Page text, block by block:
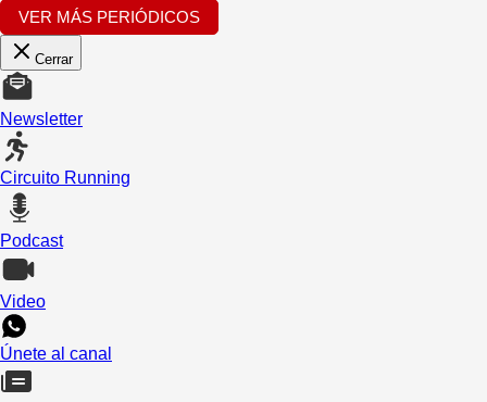
VER MÁS PERIÓDICOS
Cerrar
Newsletter
Circuito Running
Podcast
Video
Únete al canal